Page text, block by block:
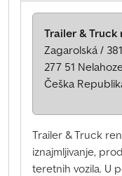
Trailer & Truck
iznajmljivanje,
teretnih vozila. U
Trailer & Truck
Zagarolská / 381
277 51
Češka